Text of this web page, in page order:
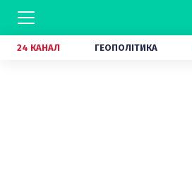
24 КАНАЛ ГЕОПОЛІТИКА